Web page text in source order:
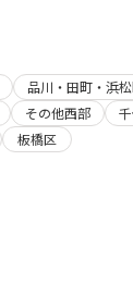
品川・田町・浜
その他西部
板橋区